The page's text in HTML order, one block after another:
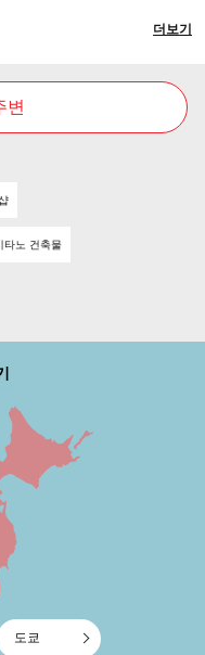
더보기
변
타노 건축물
도쿄